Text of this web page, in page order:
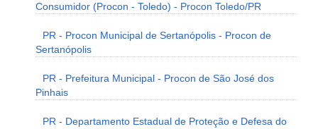
Consumidor (Procon - Toledo) - Procon Toledo/PR
PR - Procon Municipal de Sertanópolis - Procon de
Sertanópolis
PR - Prefeitura Municipal - Procon de São José dos
Pinhais
PR - Departamento Estadual de Proteção e Defesa do